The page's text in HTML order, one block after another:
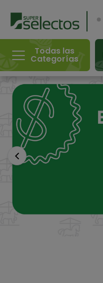
Todas las
Categorías
Anterior